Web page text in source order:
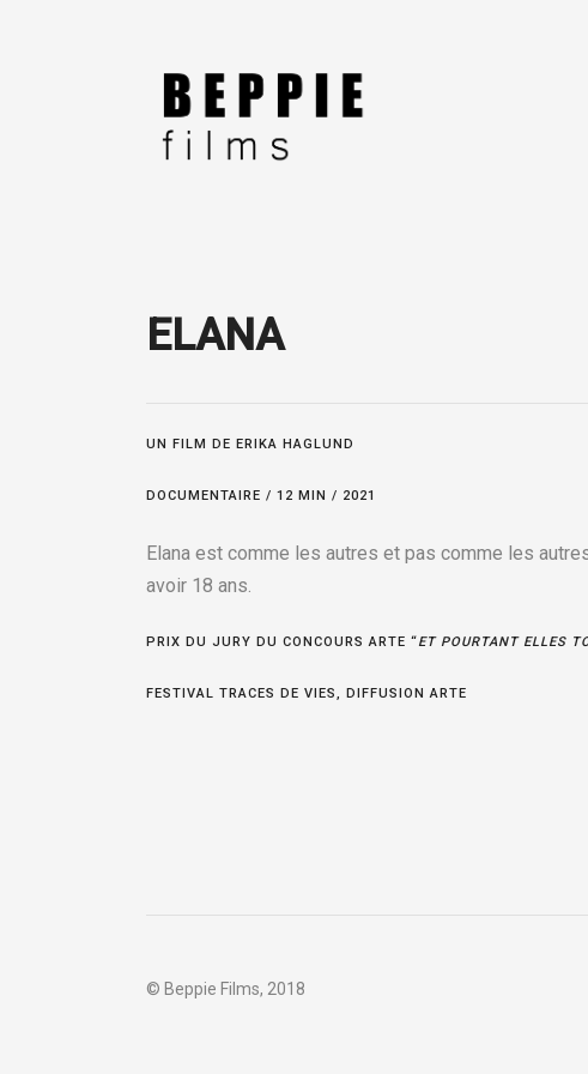
ELANA
UN FILM DE ERIKA HAGLUND
DOCUMENTAIRE / 12 MIN / 2021
Elana est comme les autres et pas comme les
avoir 18 ans.
PRIX DU JURY DU CONCOURS ARTE “ET POURTANT ELLES
FESTIVAL TRACES DE VIES, DIFFUSION ARTE
© Beppie Films, 2018